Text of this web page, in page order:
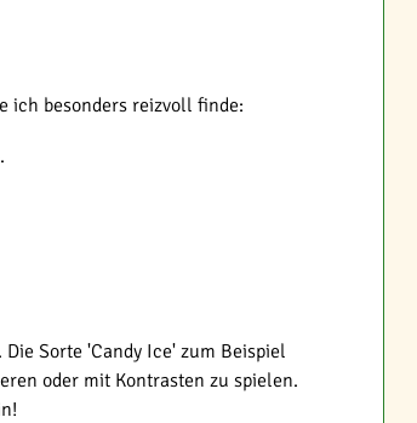
ich besonders reizvoll finde:
Sorte 'Candy Ice' zum Beispiel
oder mit Kontrasten zu spielen.